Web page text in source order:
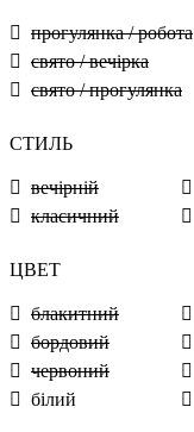
прогулянка / робота
свято / вечірка
свято / прогулянка
СТИЛЬ
вечірній
класичний
ЦВЕТ
блакитний
бордовий
червоний
білий